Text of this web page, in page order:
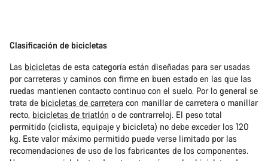
Clasificación de bicicletas
Las bicicletas de esta categoría están diseñadas para ser usadas
por carreteras y caminos con firme en buen estado en las que las
ruedas mantienen contacto continuo con el suelo. Por lo general se
trata de bicicletas de carretera con manillar de carretera o manillar
recto, bicicletas de triatlón o de contrarreloj. El peso total
permitido (ciclista, equipaje y bicicleta) no debe exceder los 120
kg. Este valor máximo permitido puede verse limitado por las
recomendaciones de uso de los fabricantes de los componentes.